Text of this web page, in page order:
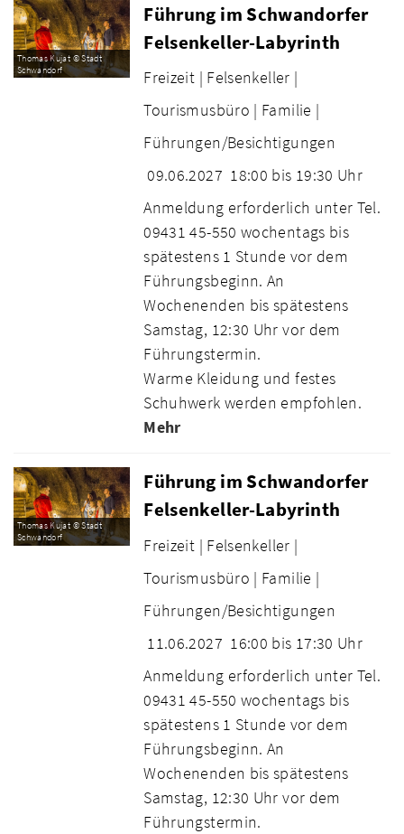
Thomas Kujat © Stadt
Schwandorf
Führung im Schwandorfer
Felsenkeller-Labyrinth
Freizeit | Felsenkeller |
Tourismusbüro | Familie |
Führungen/Besichtigungen
09.06.2027 18:00 bis 19:30 Uhr
Anmeldung erforderlich unter Tel.
09431 45-550 wochentags bis
spätestens 1 Stunde vor dem
Führungsbeginn. An
Wochenenden bis spätestens
Samstag, 12:30 Uhr vor dem
Führungstermin.
Warme Kleidung und festes
Schuhwerk werden empfohlen.
Mehr
Thomas Kujat © Stadt
Schwandorf
Führung im Schwandorfer
Felsenkeller-Labyrinth
Freizeit | Felsenkeller |
Tourismusbüro | Familie |
Führungen/Besichtigungen
11.06.2027 16:00 bis 17:30 Uhr
Anmeldung erforderlich unter Tel.
09431 45-550 wochentags bis
spätestens 1 Stunde vor dem
Führungsbeginn. An
Wochenenden bis spätestens
Samstag, 12:30 Uhr vor dem
Führungstermin.